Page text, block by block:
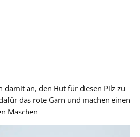
damit an, den Hut für diesen Pilz zu
das rote Garn und machen einen
Maschen.